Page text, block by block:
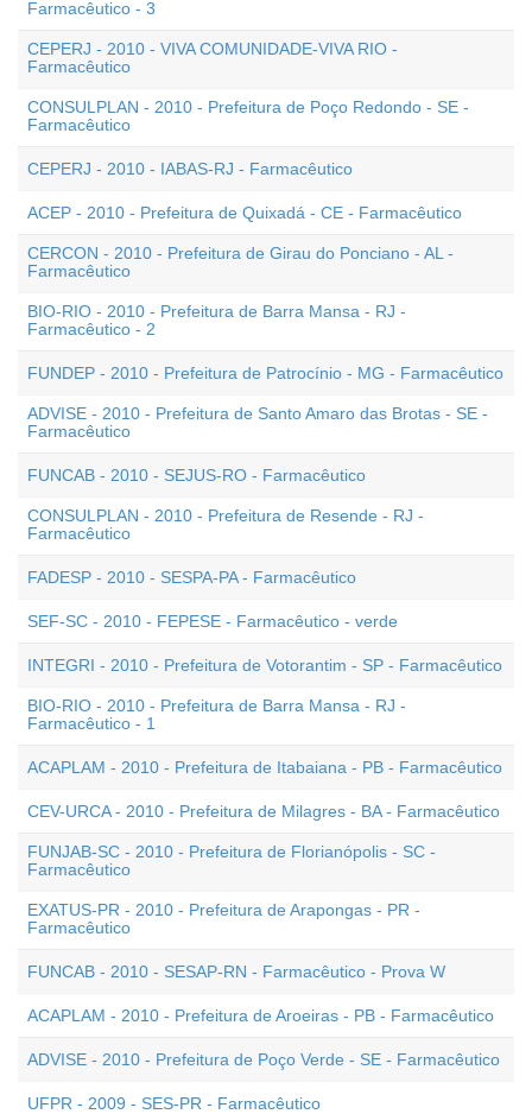
Farmacêutico - 3
CEPERJ - 2010 - VIVA COMUNIDADE-VIVA RIO -
Farmacêutico
CONSULPLAN - 2010 - Prefeitura de Poço Redondo - SE -
Farmacêutico
CEPERJ - 2010 - IABAS-RJ - Farmacêutico
ACEP - 2010 - Prefeitura de Quixadá - CE - Farmacêutico
CERCON - 2010 - Prefeitura de Girau do Ponciano - AL -
Farmacêutico
BIO-RIO - 2010 - Prefeitura de Barra Mansa - RJ -
Farmacêutico - 2
FUNDEP - 2010 - Prefeitura de Patrocínio - MG - Farmacêutico
ADVISE - 2010 - Prefeitura de Santo Amaro das Brotas - SE -
Farmacêutico
FUNCAB - 2010 - SEJUS-RO - Farmacêutico
CONSULPLAN - 2010 - Prefeitura de Resende - RJ -
Farmacêutico
FADESP - 2010 - SESPA-PA - Farmacêutico
SEF-SC - 2010 - FEPESE - Farmacêutico - verde
INTEGRI - 2010 - Prefeitura de Votorantim - SP - Farmacêutico
BIO-RIO - 2010 - Prefeitura de Barra Mansa - RJ -
Farmacêutico - 1
ACAPLAM - 2010 - Prefeitura de Itabaiana - PB - Farmacêutico
CEV-URCA - 2010 - Prefeitura de Milagres - BA - Farmacêutico
FUNJAB-SC - 2010 - Prefeitura de Florianópolis - SC -
Farmacêutico
EXATUS-PR - 2010 - Prefeitura de Arapongas - PR -
Farmacêutico
FUNCAB - 2010 - SESAP-RN - Farmacêutico - Prova W
ACAPLAM - 2010 - Prefeitura de Aroeiras - PB - Farmacêutico
ADVISE - 2010 - Prefeitura de Poço Verde - SE - Farmacêutico
UFPR - 2009 - SES-PR - Farmacêutico